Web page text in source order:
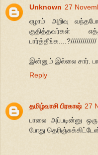
Unknown 27
ஏழாம் அறிவு
பார்த்தீங்க....?/////////////
இன்னும் இல்லை சார்.
Reply
தமிழ்வாசி பிரகாஷ் 27
பாலை அப்படின்னு
போது